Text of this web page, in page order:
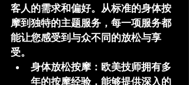
客人的需求和偏好。从标准的身体按
摩到独特的主题服务，每一项服务都
能让您感受到与众不同的放松与享
受。
身体放松按摩 ：欧美技师拥有多
年的按摩经验，能够提供深入的